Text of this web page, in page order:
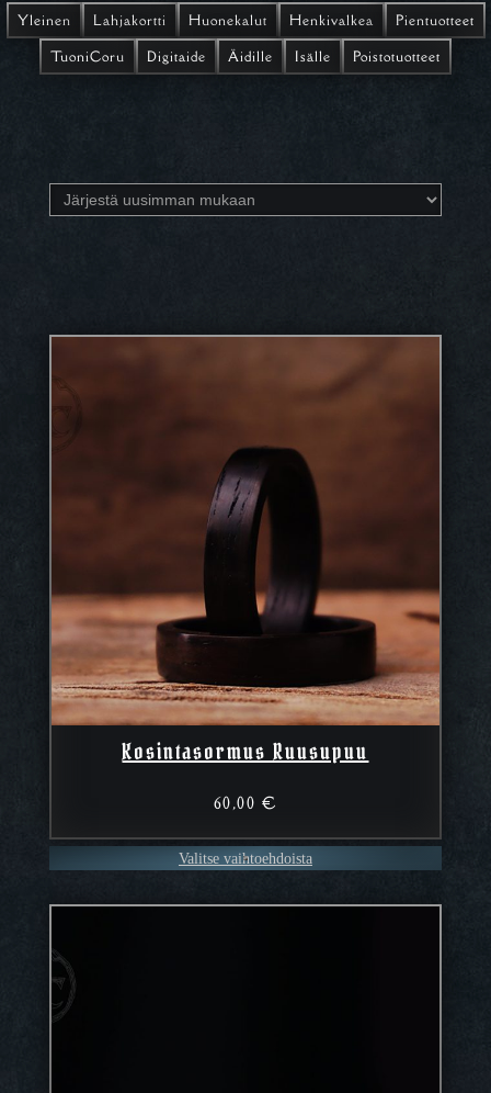
Yleinen Lahjakortti Huonekalut Henkivalkea
Pientuotteet
TuoniCoru
Digitaide Äidille Isälle Poistotuotteet
Kosintasormus Ruusupuu
60,00 €
Valitse vaihtoehdoista